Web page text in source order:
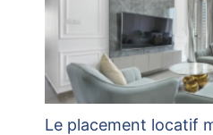
Le placement locatif